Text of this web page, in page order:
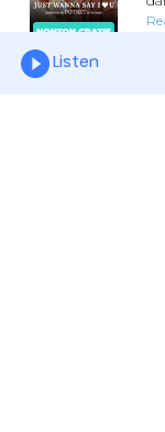
Listen